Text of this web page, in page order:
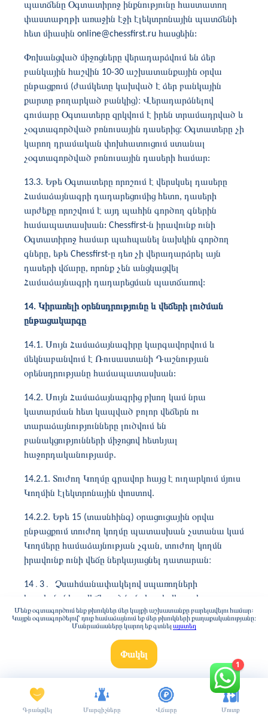
պատճենը Օգտատիրոջ ինքնությունը հաստատող
փաստաթղթի առաջին էջի էլեկտրոնային պատճենի
հետ միասին online@chessfirst.ru հասցեին:
Փոխանցված միջոցները վերադարձվում են ձեր
բանկային հաշվին 10-30 աշխատանքային օրվա
ընթացքում (ժամկետը կախված է ձեր բանկային
քարտը թողարկած բանկից)։ Վերադարձնելով
գումարը Օգտատերը զրկվում է իրեն տրամադրված և
չօգտագործված բոնուսային դասերից։ Օգտատերը չի
կարող դրամական փոխհատուցում ստանալ
չօգտագործված բոնուսային դասերի համար:
13.3. Եթե ​​Օգտատերը որոշում է վերսկսել դասերը
Համաձայնագրի դադարեցումից հետո, դասերի
արժեքը որոշվում է այդ պահին գործող գներին
համապատասխան: Chessfirst-ն իրավունք ունի
Օգտատիրոջ համար պահպանել նախկին գործող
գները, եթե Chessfirst-ը դեռ չի վերադարձրել այն
դասերի վճարը, որոնք չեն անցկացվել
Համաձայնագրի դադարեցման պատճառով:
14. Կիրառելի օրենսդրությունը և վեճերի լուծման
ընթացակարգը
14.1. Սույն Համաձայնագիրը կարգավորվում և
մեկնաբանվում է Ռուսաստանի Դաշնության
օրենսդրությանը համապատասխան:
14.2. Սույն Համաձայնագրից բխող կամ նրա
կատարման հետ կապված բոլոր վեճերն ու
տարաձայնությունները լուծվում են
բանակցությունների միջոցով հետևյալ
հաջորդականությամբ.
14.2.1. Տուժող Կողմը գրավոր հայց է ուղարկում մյուս
Կողմին էլեկտրոնային փոստով.
14.2.2. Եթե ​​15 (տասնհինգ) օրացուցային օրվա
ընթացքում տուժող կողմը պատասխան չստանա կամ
Կողմերը համաձայնության չգան, տուժող կողմն
իրավունք ունի վեճը ներկայացնել դատարան։
14 ․ 3 ․
Չսահմանափակելով սպառողների
իրավունքները վեճի լուծման վայրի վերաբերյալ,
Կողմերը համաձայնվում են, որ եթե հայց է
ներկայացվում Chessfirst-ի դեմ, ապա այն պետք է
ներկայացվի Սանկտ Պետերբուրգի շրջանային
15. Վճարումը։
Բանկային քարտի միջոցով աբոնեմենտը վճարելու
Գրանցվել Մարզիչները Վճարը Մուտք
Մենք օգտագործում ենք թխուկներ մեր կայքի աշխատանքը բարելավելու համար:
Կայքն օգտագործելով՝ դուք համաձայնում եք մեր թխուկների քաղաքականությանը։
Մանրամասները կարող եք գտնելայստեղ
Փակել
1